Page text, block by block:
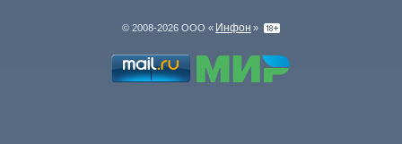
© 2008-2026 ООО « Инфон »